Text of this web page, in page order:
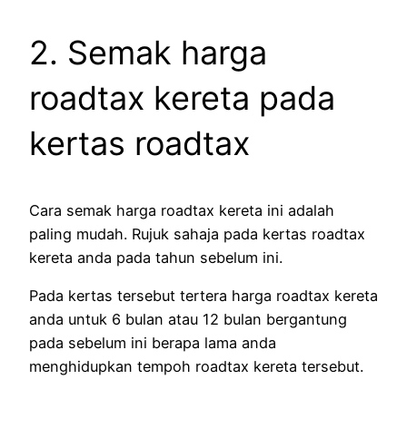
2. Semak harga
roadtax kereta pada
kertas roadtax
Cara semak harga roadtax kereta ini adalah
paling mudah. Rujuk sahaja pada kertas roadtax
kereta anda pada tahun sebelum ini.
Pada kertas tersebut tertera harga roadtax kereta
anda untuk 6 bulan atau 12 bulan bergantung
pada sebelum ini berapa lama anda
menghidupkan tempoh roadtax kereta tersebut.